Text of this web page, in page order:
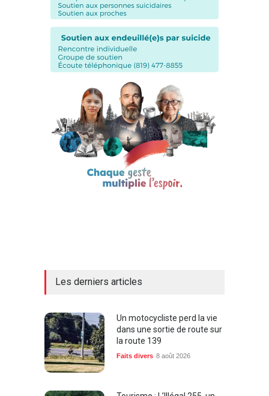
Les derniers articles
Un motocycliste perd la vie
dans une sortie de route sur
la route 139
Faits divers 8 août 2026